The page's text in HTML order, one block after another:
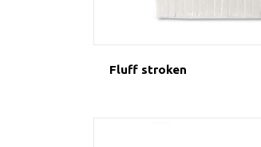
Fluff stroken